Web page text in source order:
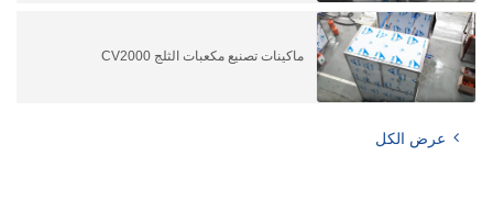
ماكينات تصنيع مكعبات الثلج CV2000
عرض الكل